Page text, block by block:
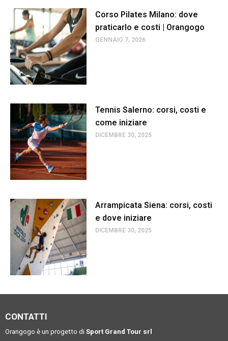
Corso Pilates Milano: dove
praticarlo e costi | Orangogo
GENNAIO 7, 2026
Tennis Salerno: corsi, costi e
come iniziare
DICEMBRE 30, 2025
Arrampicata Siena: corsi, costi
e dove iniziare
DICEMBRE 30, 2025
CONTATTI
Orangogo è un progetto di Sport Grand Tour srl